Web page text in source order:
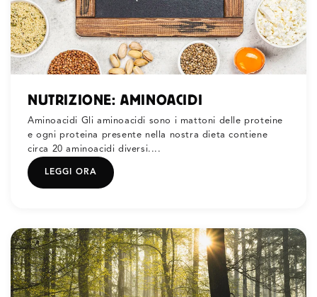
NUTRIZIONE: AMINOACIDI
Aminoacidi Gli aminoacidi sono i mattoni delle proteine
e ogni proteina presente nella nostra dieta contiene
circa 20 aminoacidi diversi....
LEGGI ORA